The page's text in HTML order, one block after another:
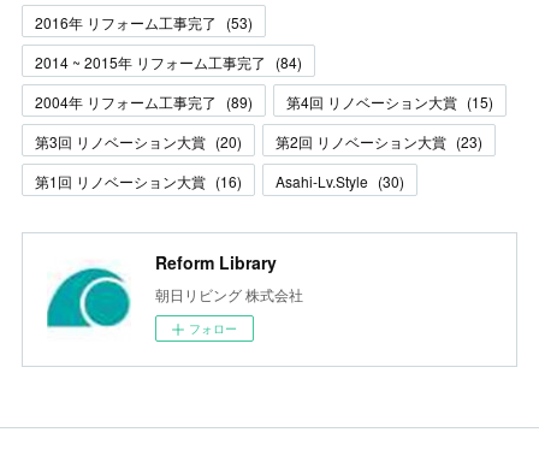
2016年 リフォーム工事完了
(53)
2014 ~ 2015年 リフォーム工事完了
(84)
2004年 リフォーム工事完了
(89) 第4回 リノベーション大賞 (15)
第3回 リノベーション大賞 (20) 第2回 リノベーション大賞 (23)
第1回 リノベーション大賞 (16) Asahi-Lv.Style (30)
Reform Library
朝日リビング 株式会社
フォロー